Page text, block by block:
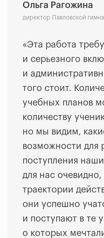
Ольга Рагожина
директор Павловской
«Эта работа
и серьезного
и
того стоит.
учебных планов
количеству
но мы видим,
возможности для
поступления
для нас
траектории
они успешно
и поступают в те
о которых